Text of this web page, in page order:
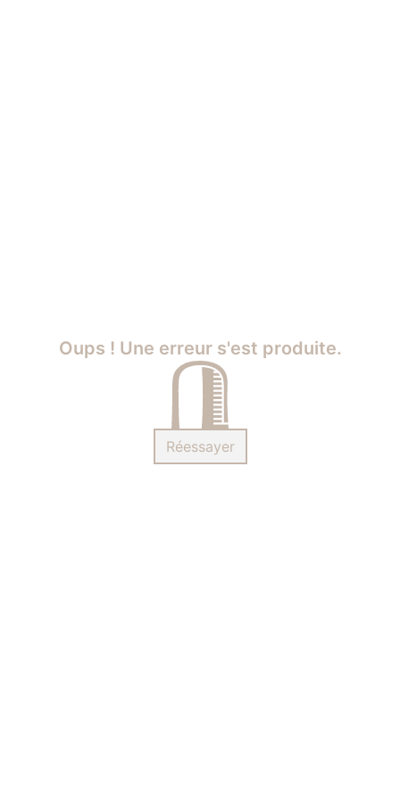
Oups ! Une erreur s'est produite.
Réessayer